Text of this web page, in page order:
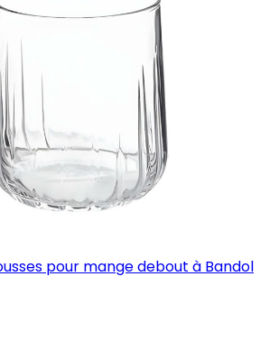
pour mange debout à Bandol